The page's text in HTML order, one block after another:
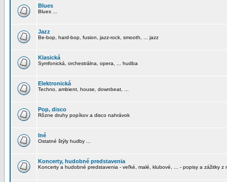
Blues
Blues ...
Jazz
Be-bop, hard-bop, fusion, jazz-rock, smooth, ... jazz
Klasická
Symfonická, orchestrálna, opera, ... hudba
Elektronická
Techno, ambient, house, downbeat, ...
Pop, disco
Rôzne druhy popíkov a disco nahrávok
Iné
Ostatné štýly hudby ...
Koncerty, hudobné predstavenia
Koncerty a hudobné predstavenia - veľké, malé, klubové, ... - popisy a zážitky z